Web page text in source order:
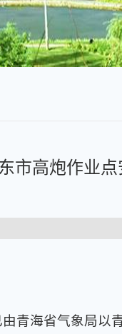
市高炮作业
青海省气象局以